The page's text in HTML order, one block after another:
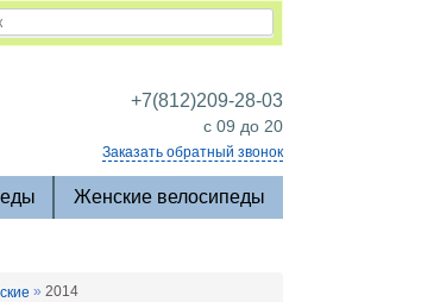
+7(812)209-28-03
c 09 до 20
Заказать обратный звонок
Женские велосипеды
» 2014